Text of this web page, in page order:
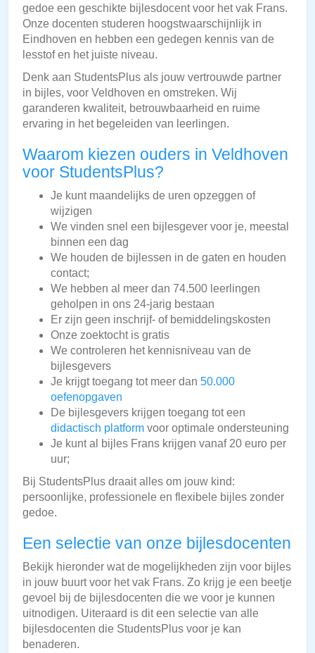
gedoe een geschikte bijlesdocent voor het vak Frans.
Onze docenten studeren hoogstwaarschijnlijk in
Eindhoven en hebben een gedegen kennis van de
lesstof en het juiste niveau.
Denk aan StudentsPlus als jouw vertrouwde partner
in bijles, voor Veldhoven en omstreken. Wij
garanderen kwaliteit, betrouwbaarheid en ruime
ervaring in het begeleiden van leerlingen.
Waarom kiezen ouders in Veldhoven
voor StudentsPlus?
Je kunt maandelijks de uren opzeggen of
wijzigen
We vinden snel een bijlesgever voor je, meestal
binnen een dag
We houden de bijlessen in de gaten en houden
contact;
We hebben al meer dan 74.500 leerlingen
geholpen in ons 24-jarig bestaan
Er zijn geen inschrijf- of bemiddelingskosten
Onze zoektocht is gratis
We controleren het kennisniveau van de
bijlesgevers
Je krijgt toegang tot meer dan 50.000
oefenopgaven
De bijlesgevers krijgen toegang tot een
didactisch platform voor optimale ondersteuning
Je kunt al bijles Frans krijgen vanaf 20 euro per
uur;
Bij StudentsPlus draait alles om jouw kind:
persoonlijke, professionele en flexibele bijles zonder
gedoe.
Een selectie van onze bijlesdocenten
Bekijk hieronder wat de mogelijkheden zijn voor bijles
in jouw buurt voor het vak Frans. Zo krijg je een beetje
gevoel bij de bijlesdocenten die we voor je kunnen
uitnodigen. Uiteraard is dit een selectie van alle
bijlesdocenten die StudentsPlus voor je kan
benaderen.